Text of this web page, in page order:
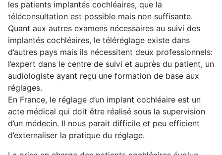
les patients implantés cochléaires, que la
téléconsultation est possible mais non suffisante.
Quant aux autres examens nécessaires au suivi des
implantés cochléaires, le téléréglage existe dans
d’autres pays mais ils nécessitent deux professionnels:
l’expert dans le centre de suivi et auprès du patient, un
audiologiste ayant reçu une formation de base aux
réglages.
En France, le réglage d’un implant cochléaire est un
acte médical qui doit être réalisé sous la supervision
d’un médecin. Il nous parait difficile et peu efficient
d’externaliser la pratique du réglage.